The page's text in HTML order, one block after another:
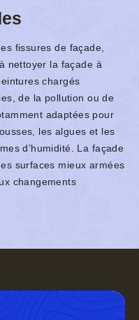
fissures de façade,
nettoyer la façade à
chargés
de la pollution ou de
adaptées pour
les algues et les
d’humidité. La façade
surfaces mieux armées
changements